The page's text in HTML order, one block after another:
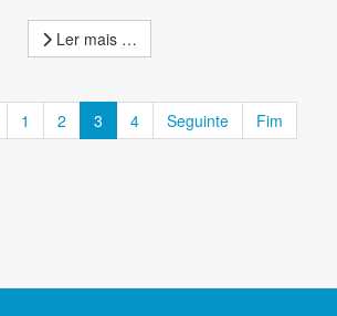
Ler mais …
1 2 3 4 Seguinte Fim